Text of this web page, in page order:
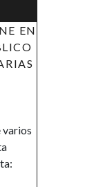
EN
varios